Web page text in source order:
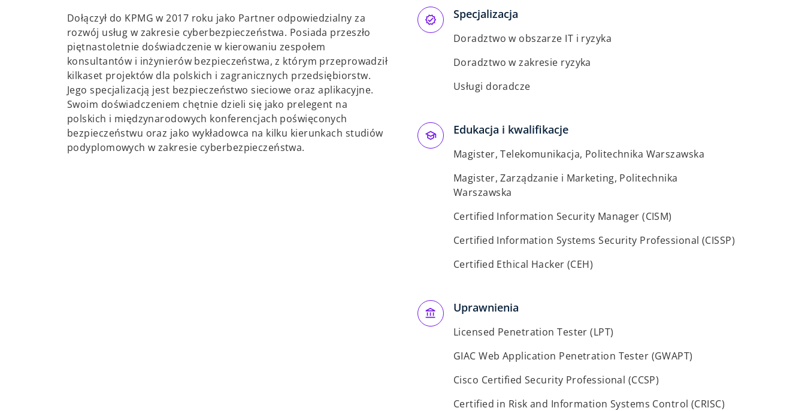
Dołączył do KPMG w 2017 roku jako Partner odpowiedzialny za
rozwój usług w zakresie cyberbezpieczeństwa. Posiada przeszło
piętnastoletnie doświadczenie w kierowaniu zespołem
konsultantów i inżynierów bezpieczeństwa, z którym przeprowadził
kilkaset projektów dla polskich i zagranicznych przedsiębiorstw.
Jego specjalizacją jest bezpieczeństwo sieciowe oraz aplikacyjne.
Swoim doświadczeniem chętnie dzieli się jako prelegent na
polskich i międzynarodowych konferencjach poświęconych
bezpieczeństwu oraz jako wykładowca na kilku kierunkach studiów
podyplomowych w zakresie cyberbezpieczeństwa.
Specjalizacja
Doradztwo w obszarze IT i ryzyka
Doradztwo w zakresie ryzyka
Usługi doradcze
Edukacja i kwalifikacje
Magister, Telekomunikacja, Politechnika Warszawska
Magister, Zarządzanie i Marketing, Politechnika
Warszawska
Certified Information Security Manager (CISM)
Certified Information Systems Security Professional (CISSP)
Certified Ethical Hacker (CEH)
Uprawnienia
Licensed Penetration Tester (LPT)
GIAC Web Application Penetration Tester (GWAPT)
Cisco Certified Security Professional (CCSP)
Certified in Risk and Information Systems Control (CRISC)